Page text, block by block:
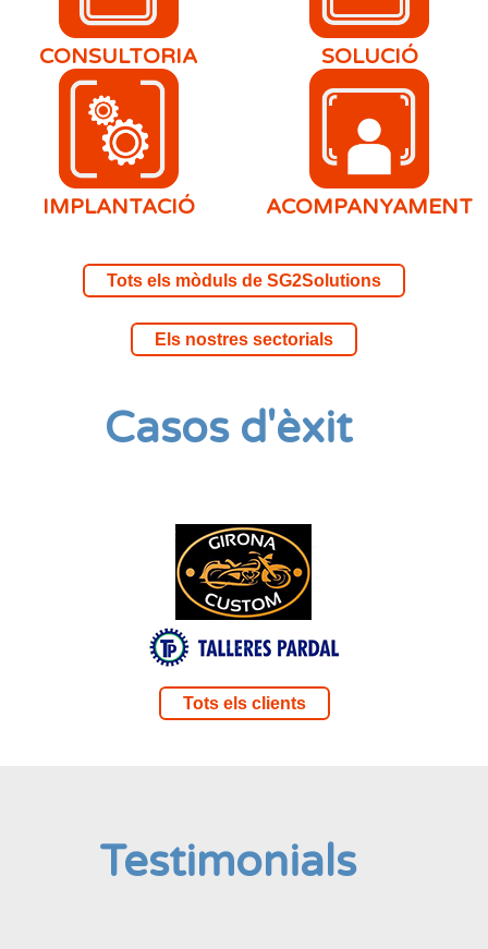
CONSULTORIA SOLUCIÓ
IMPLANTACIÓ ACOMPANYAMENT
Tots els mòduls de SG2Solutions
Els nostres sectorials
Casos d'èxit
Tots els clients
Testimonials